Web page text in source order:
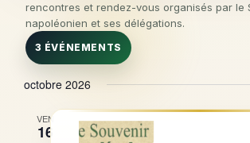
rencontres et rendez-vous organisés par le
napoléonien et ses délégations.
3 ÉVÉNEMENTS
octobre 2026
VEN
16